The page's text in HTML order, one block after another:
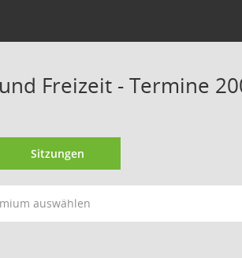
Freizeit - Termine
Sitzungen
auswählen